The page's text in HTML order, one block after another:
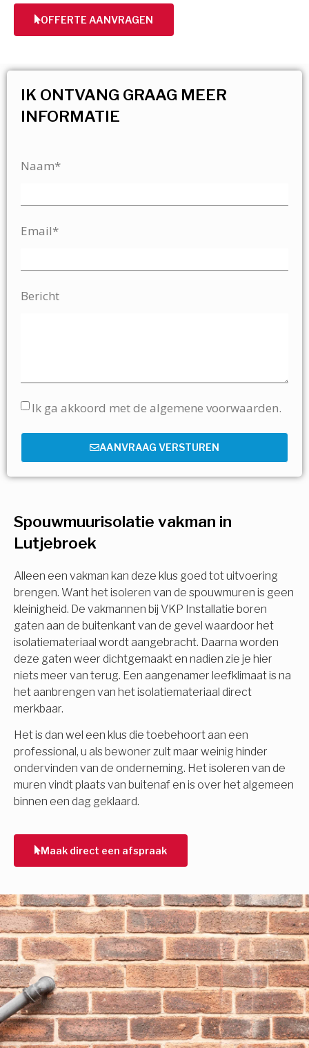
OFFERTE AANVRAGEN
Spouwmuurisolatie vakman in
Lutjebroek
Alleen een vakman kan deze klus goed tot uitvoering
brengen. Want het isoleren van de spouwmuren is geen
kleinigheid. De vakmannen bij VKP Installatie boren
gaten aan de buitenkant van de gevel waardoor het
isolatiemateriaal wordt aangebracht. Daarna worden
deze gaten weer dichtgemaakt en nadien zie je hier
niets meer van terug. Een aangenamer leefklimaat is na
het aanbrengen van het isolatiemateriaal direct
merkbaar.
Het is dan wel een klus die toebehoort aan een
professional, u als bewoner zult maar weinig hinder
ondervinden van de onderneming. Het isoleren van de
muren vindt plaats van buitenaf en is over het algemeen
binnen een dag geklaard.
Maak direct een afspraak
IK ONTVANG GRAAG MEER
INFORMATIE
Naam*
Email*
Bericht
Ik ga akkoord met de algemene voorwaarden.
AANVRAAG VERSTUREN